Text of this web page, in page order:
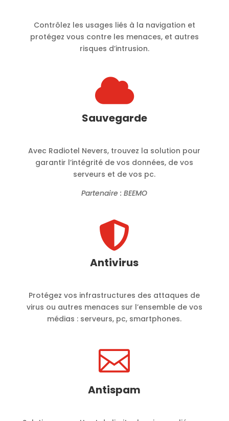
Contrôlez les usages liés à la navigation et
protégez vous contre les menaces, et autres
risques d’intrusion.

Sauvegarde
Avec Radiotel Nevers, trouvez la solution pour
garantir l’intégrité de vos données, de vos
serveurs et de vos pc.
Partenaire : BEEMO

Antivirus
Protégez vos infrastructures des attaques de
virus ou autres menaces sur l’ensemble de vos
médias : serveurs, pc, smartphones.

Antispam